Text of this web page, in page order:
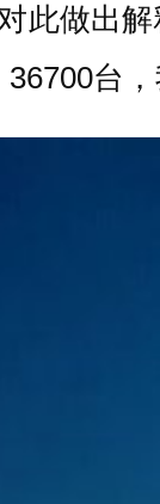
此做出
台